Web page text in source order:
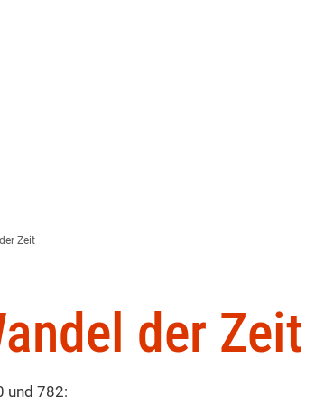
Zeit
der Zeit
und 782: